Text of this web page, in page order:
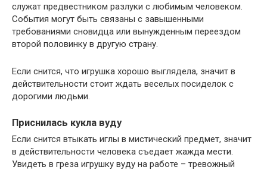
служат предвестником разлуки с любимым человеком.
События могут быть связаны с завышенными
требованиями сновидца или вынужденным переездом
второй половинку в другую страну.
Если снится, что игрушка хорошо выглядела, значит в
действительности стоит ждать веселых посиделок с
дорогими людьми.
Приснилась кукла вуду
Если снится втыкать иглы в мистический предмет, значит
в действительности человека съедает жажда мести.
Увидеть в греза игрушку вуду на работе – тревожный